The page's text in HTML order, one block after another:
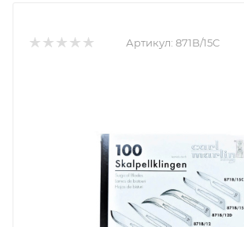
Артикул: 871B/15C